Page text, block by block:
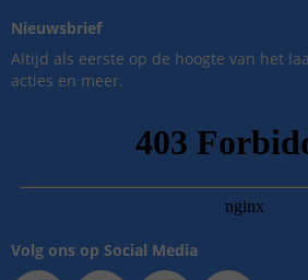
Nieuwsbrief
Altijd als eerste op de hoogte van het
acties en meer.
Volg ons op Social Media